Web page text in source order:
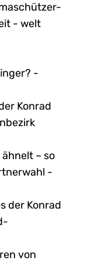
- welt
-
Konrad
– so
-
der Konrad
von